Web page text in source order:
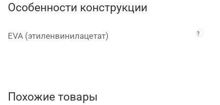
Особенности конструкции
EVA (этиленвинилацетат) ?
Похожие товары